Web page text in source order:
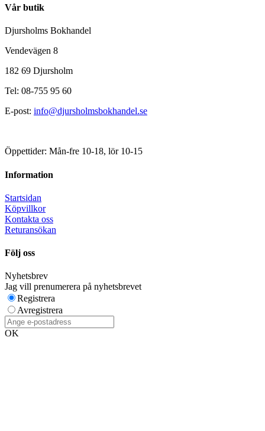
Vår butik
Djursholms Bokhandel
Vendevägen 8
182 69 Djursholm
Tel: 08-755 95 60
E-post: info@djursholmsbokhandel.se
Öppettider: Mån-fre 10-18, lör 10-15
Information
Startsidan
Köpvillkor
Kontakta oss
Returansökan
Följ oss
Nyhetsbrev
Jag vill prenumerera på nyhetsbrevet
Registrera
Avregistrera
OK